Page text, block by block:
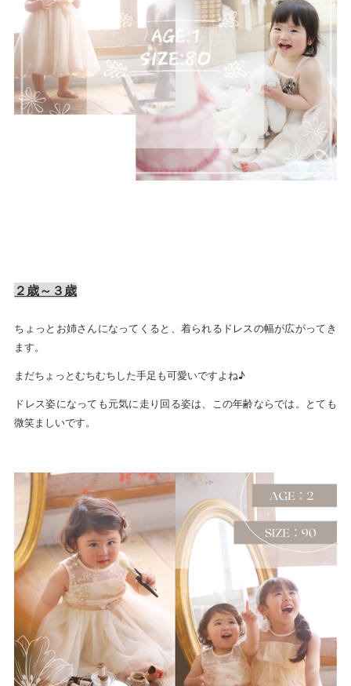
２歳～３歳
ちょっとお姉さんになってくると、着られるドレスの幅が広がってき
ます。
まだちょっとむちむちした手足も可愛いですよね♪
ドレス姿になっても元気に走り回る姿は、この年齢ならでは。とても
微笑ましいです。